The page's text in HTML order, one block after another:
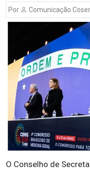
Por Comunicação
O Conselho de